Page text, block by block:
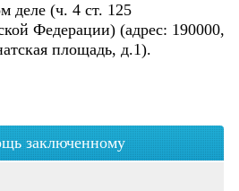
деле (ч. 4 ст. 125
Федерации) (адрес: 190000,
площадь, д.1).
заключенному